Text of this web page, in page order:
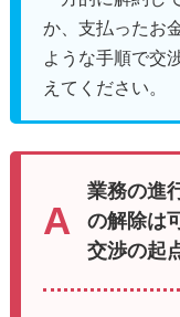
か、支払ったお
ような手順で交
えてください。
業務の進
の解除は
交渉の起